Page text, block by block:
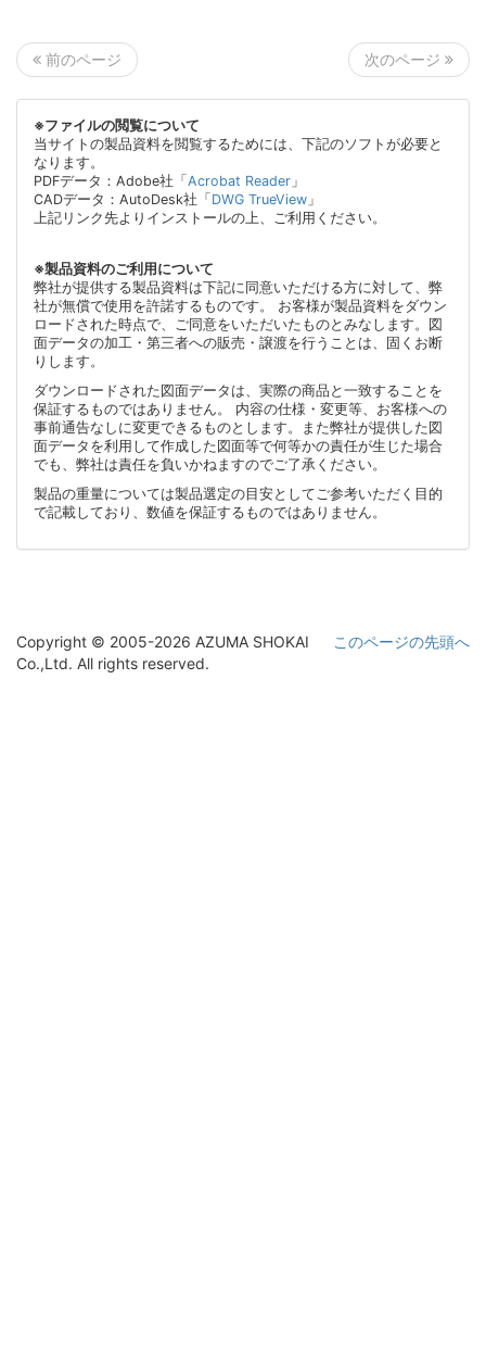
前のページ 次のページ
※ファイルの閲覧について
当サイトの製品資料を閲覧するためには、下記のソフトが必要と
なります。
PDFデータ：Adobe社「 Acrobat Reader 」
CADデータ：AutoDesk社「 DWG TrueView 」
上記リンク先よりインストールの上、ご利用ください。
※製品資料のご利用について
弊社が提供する製品資料は下記に同意いただける方に対して、弊
社が無償で使用を許諾するものです。 お客様が製品資料をダウン
ロードされた時点で、ご同意をいただいたものとみなします。図
面データの加工・第三者への販売・譲渡を行うことは、固くお断
りします。
ダウンロードされた図面データは、実際の商品と一致することを
保証するものではありません。 内容の仕様・変更等、お客様への
事前通告なしに変更できるものとします。また弊社が提供した図
面データを利用して作成した図面等で何等かの責任が生じた場合
でも、弊社は責任を負いかねますのでご了承ください。
製品の重量については製品選定の目安としてご参考いただく目的
で記載しており、数値を保証するものではありません。
このページの先頭へ
Copyright © 2005-2026 AZUMA SHOKAI
Co.,Ltd. All rights reserved.